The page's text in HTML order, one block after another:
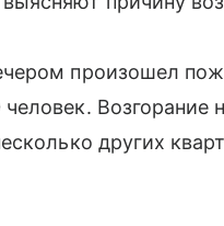
произошел
Возгорание
других